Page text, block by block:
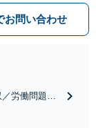
人が一貫してスピ
たします。 ◆累計
お問い合わせ
／労働問題／